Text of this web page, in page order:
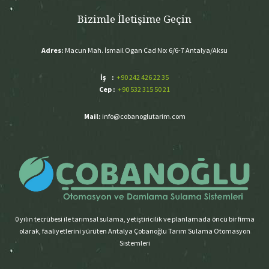
Bizimle İletişime Geçin
Adres: Macun Mah. İsmail Ogan Cad No: 6/6-7 Antalya/Aksu
İş : +90 242 426 22 35
Cep : +90 532 315 50 21
Mail: info@cobanoglutarim.com
0 yılın tecrübesi ile tarımsal sulama, yetiştiricilik ve planlamada öncü bir firma
olarak, faaliyetlerini yürüten Antalya Çobanoğlu Tarım Sulama Otomasyon
Sistemleri